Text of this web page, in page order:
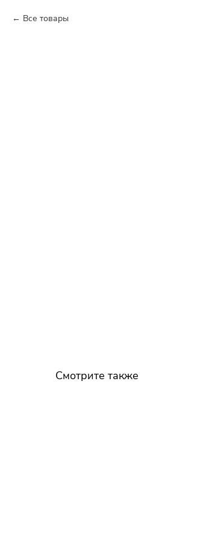
Все товары
Смотрите также